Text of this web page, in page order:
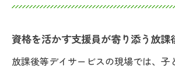
資格を活かす支援員が寄り添う放課
放課後等デイサービスの現場では、子